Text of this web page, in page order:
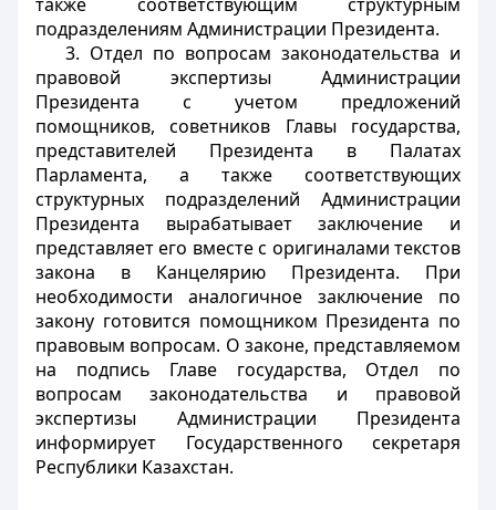
подразделениям Администрации Президента.
3. Отдел по вопросам законодательства и
правовой экспертизы Администрации
Президента с учетом предложений
помощников, советников Главы государства,
представителей Президента в Палатах
Парламента, а также соответствующих
структурных подразделений Администрации
Президента вырабатывает заключение и
представляет его вместе с оригиналами текстов
закона в Канцелярию Президента. При
необходимости аналогичное заключение по
закону готовится помощником Президента по
правовым вопросам. О законе, представляемом
на подпись Главе государства, Отдел по
вопросам законодательства и правовой
экспертизы Администрации Президента
информирует Государственного секретаря
Республики Казахстан.